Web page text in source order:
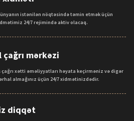
istənilən nöqtəsində təmin etmək üçün
24/7 rejimində aktiv olacaq.
çağrı mərkəzi
çağrı xətti əməliyyatları həyata keçirməniz və digər
almağınız üçün 24/7 xidmətinizdədir.
diqqət